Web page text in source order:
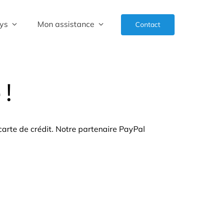
Mon assistance Contact
de crédit. Notre partenaire PayPal